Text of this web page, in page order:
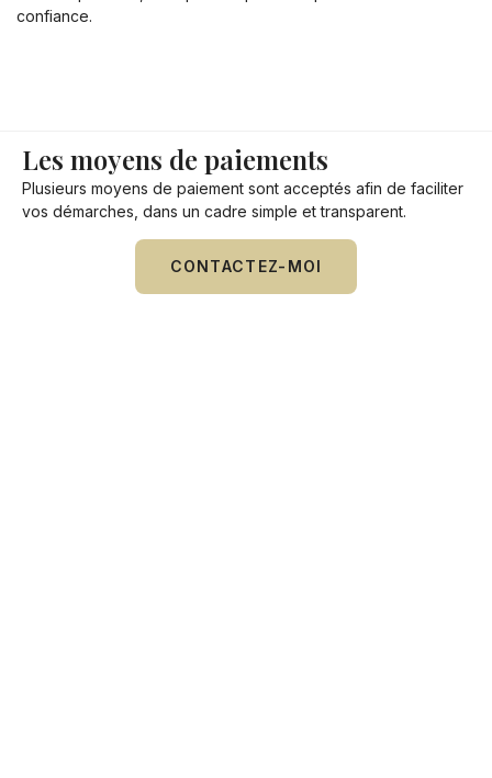
confiance.
Les moyens de paiements
Plusieurs moyens de paiement sont acceptés afin de faciliter
vos démarches, dans un cadre simple et transparent.
CONTACTEZ-MOI